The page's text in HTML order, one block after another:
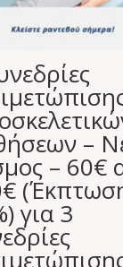
–
– 60€
για 3